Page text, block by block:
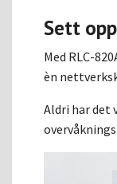
Sett
Med RLC-
èn
Aldri har det